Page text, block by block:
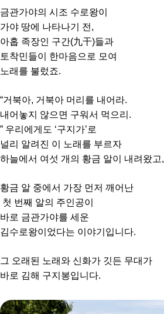
금관가야의 시조 수로왕이
가야 땅에 나타나기 전,
아홉 족장인 구간(九干)들과
토착민들이 한마음으로 모여
노래를 불렀죠.
“거북아, 거북아 머리를 내어라.
내어놓지 않으면 구워서 먹으리.
” 우리에게도 ‘구지가’로
널리 알려진 이 노래를 부르자
하늘에서 여섯 개의 황금 알이 내려왔고,
황금 알 중에서 가장 먼저 깨어난
첫 번째 알의 주인공이
바로 금관가야를 세운
김수로왕이었다는 이야기입니다.
그 오래된 노래와 신화가 깃든 무대가
바로 김해 구지봉입니다.